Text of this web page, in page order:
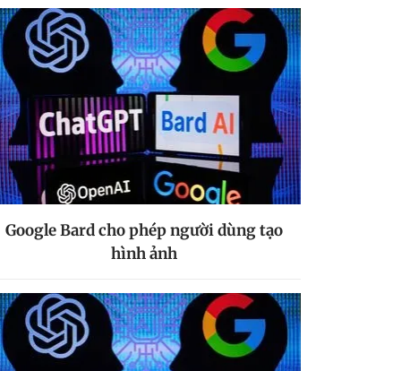
Google Bard cho phép người dùng tạo
hình ảnh